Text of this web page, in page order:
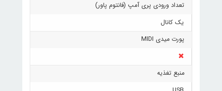
تعداد ورودی پری آمپ (فانتوم پاور)
یک کانال
پورت میدی MIDI
منبع تغذیه